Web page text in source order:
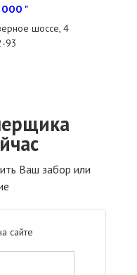
ООО "
шоссе, 4
93
Ваш забор или
сайте